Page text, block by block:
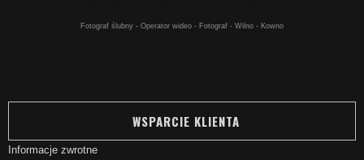
Fotograf ślubny - Operator wideo - Fotograf - Wilno - Kowno
WSPARCIE KLIENTA
Informacje zwrotne